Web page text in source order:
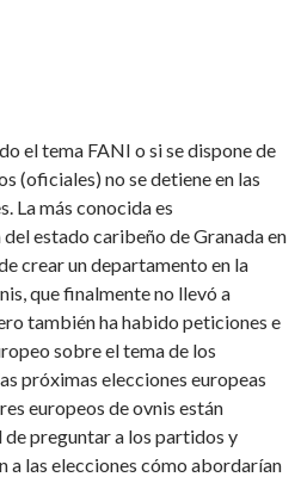
el tema FANI o si se dispone de
(oficiales) no se detiene en las
La más conocida es
estado caribeño de Granada en
crear un departamento en la
que finalmente no llevó a
también ha habido peticiones e
sobre el tema de los
próximas elecciones europeas
europeos de ovnis están
preguntar a los partidos y
a las elecciones cómo abordarían